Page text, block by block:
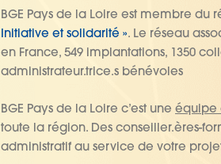
BGE Pays de la Loire est membre du
Initiative et solidarité ». Le réseau
en France, 549 implantations, 1350
administrateur.trice.s bénévoles
BGE Pays de la Loire c’est une équipe
toute la région. Des conseiller.ères-
administratif au service de votre